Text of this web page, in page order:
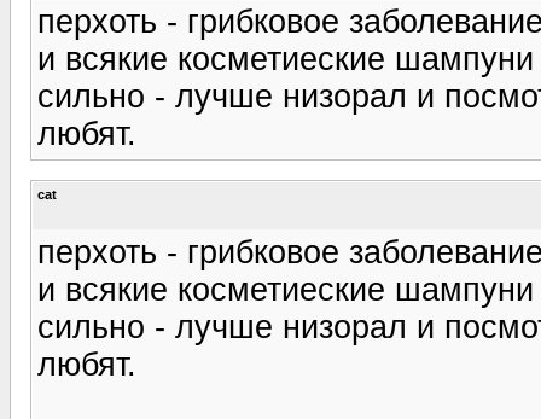
перхоть - грибковое
и всякие косметиеские
сильно - лучше низорал и
любят.
cat
перхоть - грибковое
и всякие косметиеские
сильно - лучше низорал и
любят.